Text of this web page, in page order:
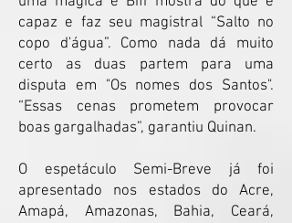
capaz e faz seu magistral “Salto no
copo d'água”. Como nada dá muito
certo as duas partem para uma
disputa em "Os nomes dos Santos".
“Essas cenas prometem provocar
boas gargalhadas”, garantiu Quinan.
O espetáculo Semi-Breve já foi
apresentado nos estados do Acre,
Amapá, Amazonas, Bahia, Ceará,